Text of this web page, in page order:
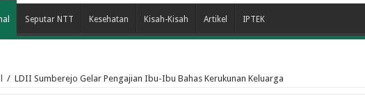
Seputar NTT Kesehatan Kisah-Kisah Artikel IPTEK
/ LDII Sumberejo Gelar Pengajian Ibu-Ibu Bahas Kerukunan Keluarga